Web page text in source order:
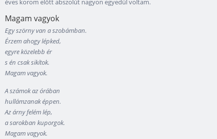
éves korom előtt abszolút nagyon egyedül voltam.
Magam vagyok
Egy szörny van a szobámban.
Érzem ahogy lépked,
egyre közelebb ér
s én csak sikítok.
Magam vagyok.
A számok az órában
hullámzanak éppen.
Az árny felém lép,
a sarokban kuporgok.
Magam vagyok.